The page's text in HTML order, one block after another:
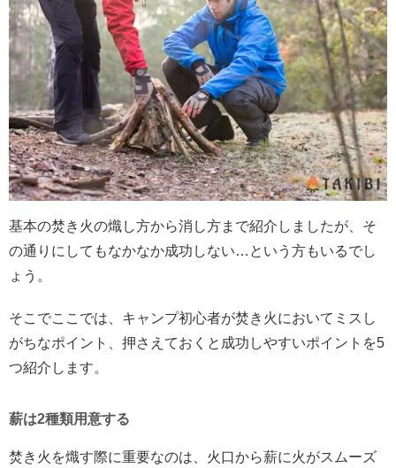
基本の焚き火の熾し方から消し方まで紹介しましたが、そ
の通りにしてもなかなか成功しない…という方もいるでし
ょう。
そこでここでは、キャンプ初心者が焚き火においてミスし
がちなポイント、押さえておくと成功しやすいポイントを5
つ紹介します。
薪は2種類用意する
焚き火を熾す際に重要なのは、火口から薪に火がスムーズ